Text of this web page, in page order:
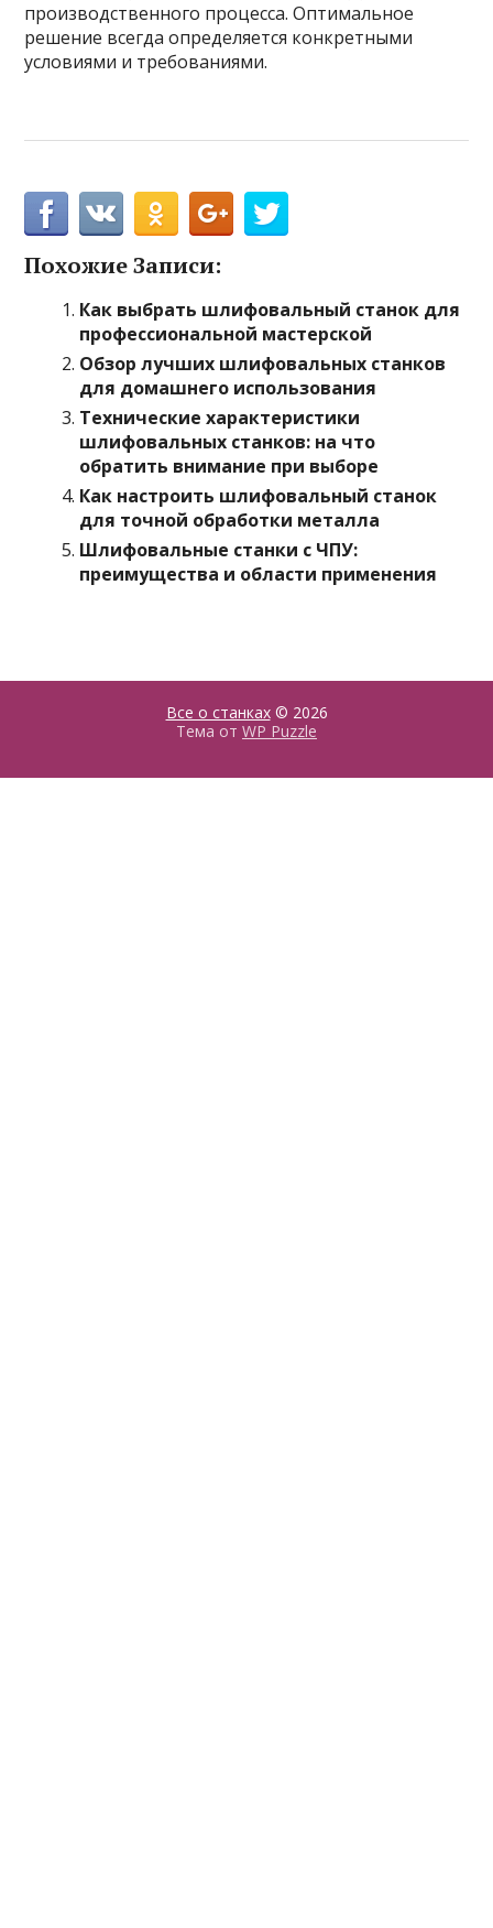
производственного процесса. Оптимальное
решение всегда определяется конкретными
условиями и требованиями.
Похожие Записи:
Как выбрать шлифовальный станок для
профессиональной мастерской
Обзор лучших шлифовальных станков
для домашнего использования
Технические характеристики
шлифовальных станков: на что
обратить внимание при выборе
Как настроить шлифовальный станок
для точной обработки металла
Шлифовальные станки с ЧПУ:
преимущества и области применения
Все о станках© 2026
Тема от WP Puzzle